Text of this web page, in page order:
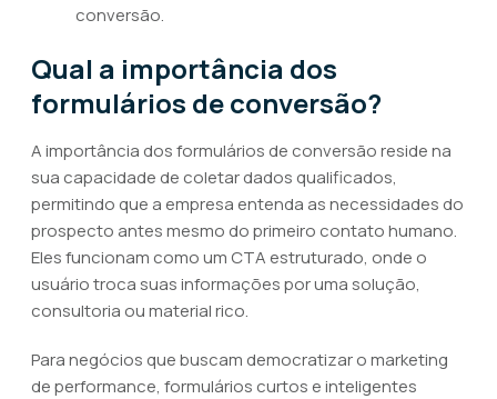
conversão.
Qual a importância dos
formulários de conversão?
A importância dos formulários de conversão reside na
sua capacidade de coletar dados qualificados,
permitindo que a empresa entenda as necessidades do
prospecto antes mesmo do primeiro contato humano.
Eles funcionam como um CTA estruturado, onde o
usuário troca suas informações por uma solução,
consultoria ou material rico.
Para negócios que buscam democratizar o marketing
de performance, formulários curtos e inteligentes